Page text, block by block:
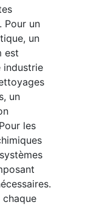
Pour un
un
est
industrie
un
les
chaque